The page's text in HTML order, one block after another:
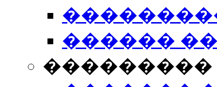
������
���������